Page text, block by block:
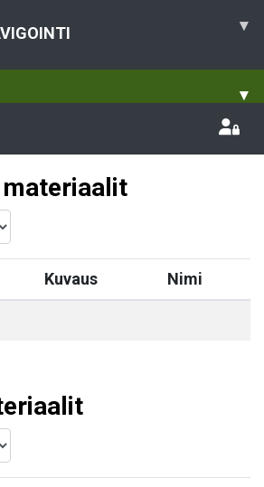
▾
▾
Kuvaus Nimi